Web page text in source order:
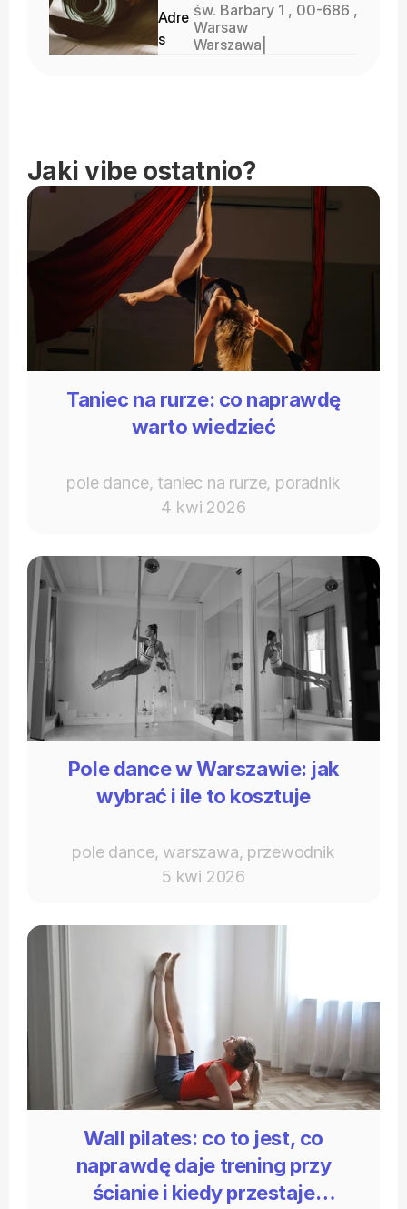
Adre
s
św. Barbary 1 , 00-686 ,
Warsaw
Warszawa
Jaki vibe ostatnio?
Taniec na rurze: co naprawdę
warto wiedzieć
pole dance, taniec na rurze, poradnik
4 kwi 2026
Pole dance w Warszawie: jak
wybrać i ile to kosztuje
pole dance, warszawa, przewodnik
5 kwi 2026
Wall pilates: co to jest, co
naprawdę daje trening przy
ścianie i kiedy przestaje